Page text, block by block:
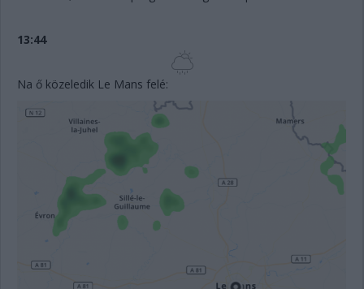
13:44
Na ő közeledik Le Mans felé: